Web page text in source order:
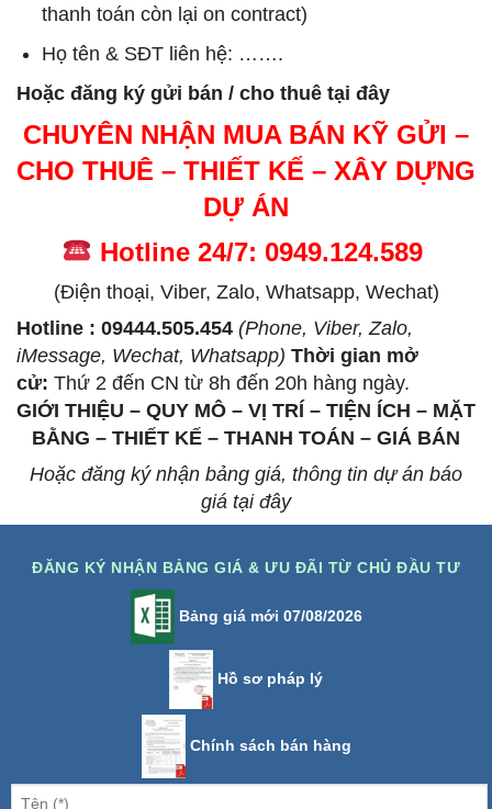
thanh toán còn lại on contract)
Họ tên & SĐT liên hệ: …….
Hoặc đăng ký gửi bán / cho thuê tại đây
CHUYÊN NHẬN MUA BÁN KỸ GỬI –
CHO THUÊ – THIẾT KẾ – XÂY DỰNG
DỰ ÁN
Hotline 24/7: 0949.124.589
(Điện thoại, Viber, Zalo, Whatsapp, Wechat)
Hotline : 09444.505.454 (Phone, Viber, Zalo,
iMessage, Wechat, Whatsapp) Thời gian mở
cử: Thứ 2 đến CN từ 8h đến 20h hàng ngày.
GIỚI THIỆU – QUY MÔ – VỊ TRÍ – TIỆN ÍCH – MẶT
BẰNG – THIẾT KẾ – THANH TOÁN – GIÁ BÁN
Hoặc đăng ký nhận bảng giá, thông tin dự án báo
giá tại đây
ĐĂNG KÝ NHẬN BẢNG GIÁ & ƯU ĐÃI TỪ CHỦ ĐẦU TƯ
Bảng giá mới 07/08/2026
Hồ sơ pháp lý
Chính sách bán hàng